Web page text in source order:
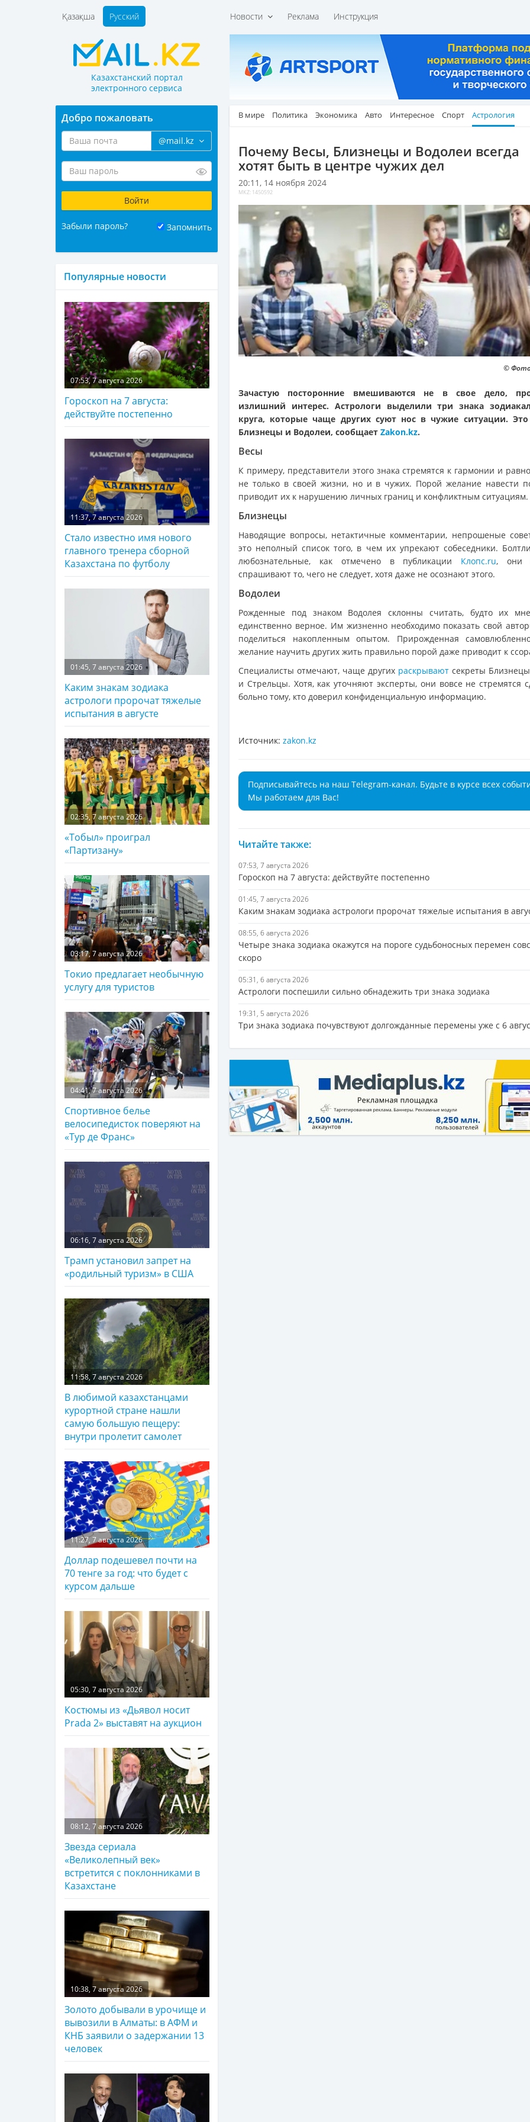
Новости Реклама Инструкция
Қазақша Русский
Казахстанский портал
электронного сервиса
В мире Политика Экономика Авто Интересное Спорт Астрология
Почему Весы, Близнецы и Водолеи всегда
хотят быть в центре чужих дел
20:11, 14 ноября 2024
MKZ: 1450592
©
Зачастую посторонние вмешиваются не в свое дело,
излишний интерес. Астрологи выделили три знака
круга, которые чаще других суют нос в чужие ситуации.
Близнецы и Водолеи, сообщает Zakon.kz.
Весы
К примеру, представители этого знака стремятся к гармонии и
не только в своей жизни, но и в чужих. Порой желание навести
приводит их к нарушению личных границ и конфликтным ситуациям.
Близнецы
Наводящие вопросы, нетактичные комментарии, непрошеные
это неполный список того, в чем их упрекают собеседники.
любознательные, как отмечено в публикации Клопс.ru, они
спрашивают то, чего не следует, хотя даже не осознают этого.
Водолеи
Рожденные под знаком Водолея склонны считать, будто их
единственно верное. Им жизненно необходимо показать свой
поделиться накопленным опытом. Прирожденная
желание научить других жить правильно порой даже приводит к
Специалисты отмечают, чаще других раскрывают секреты
и Стрельцы. Хотя, как уточняют эксперты, они вовсе не стремятся
больно тому, кто доверил конфиденциальную информацию.
Источник: zakon.kz
Подписывайтесь на наш Telegram-канал. Будьте в курсе всех
Мы работаем для Вас!
Читайте также:
07:53, 7 августа 2026
Гороскоп на 7 августа: действуйте постепенно
01:45, 7 августа 2026
Каким знакам зодиака астрологи пророчат тяжелые испытания в
08:55, 6 августа 2026
Четыре знака зодиака окажутся на пороге судьбоносных перемен
скоро
05:31, 6 августа 2026
Астрологи поспешили сильно обнадежить три знака зодиака
19:31, 5 августа 2026
Три знака зодиака почувствуют долгожданные перемены уже с 6
Добро пожаловать
@mail.kz
Забыли пароль? Запомнить
Популярные новости
07:53, 7 августа 2026
Гороскоп на 7 августа:
действуйте постепенно
11:37, 7 августа 2026
Стало известно имя нового
главного тренера сборной
Казахстана по футболу
01:45, 7 августа 2026
Каким знакам зодиака
астрологи пророчат тяжелые
испытания в августе
02:35, 7 августа 2026
«Тобыл» проиграл
«Партизану»
03:17, 7 августа 2026
Токио предлагает необычную
услугу для туристов
04:41, 7 августа 2026
Спортивное белье
велосипедисток поверяют на
«Тур де Франс»
06:16, 7 августа 2026
Трамп установил запрет на
«родильный туризм» в США
11:58, 7 августа 2026
В любимой казахстанцами
курортной стране нашли
самую большую пещеру:
внутри пролетит самолет
11:27, 7 августа 2026
Доллар подешевел почти на
70 тенге за год: что будет с
курсом дальше
05:30, 7 августа 2026
Костюмы из «Дьявол носит
Prada 2» выставят на аукцион
08:12, 7 августа 2026
Звезда сериала
«Великолепный век»
встретится с поклонниками в
Казахстане
10:38, 7 августа 2026
Золото добывали в урочище и
вывозили в Алматы: в АФМ и
КНБ заявили о задержании 13
человек